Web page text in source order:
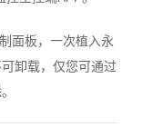
面板，一次植入永
卸载，仅您可通过